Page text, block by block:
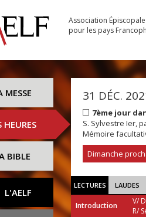
Association
pour les pays
MESSE
HEURES
BIBLE
L'AELF
31 DÉC.
7ème jour
S. Sylvestre Ier,
Mémoire
Dimanche
LECTURES LAUDES
Introduction
V/
R/